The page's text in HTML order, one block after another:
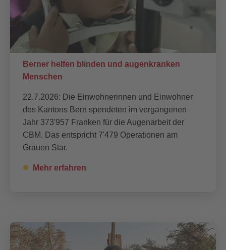
Berner helfen blinden und augenkranken
Menschen
22.7.2026: Die Einwohnerinnen und Einwohner
des Kantons Bern spendeten im vergangenen
Jahr 373'957 Franken für die Augenarbeit der
CBM. Das entspricht 7'479 Operationen am
Grauen Star.
Mehr erfahren